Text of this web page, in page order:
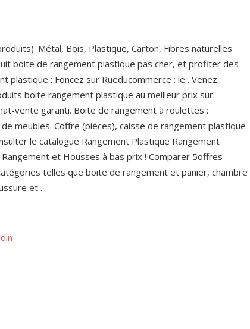
Métal, Bois, Plastique, Carton, Fibres naturelles
boite de rangement plastique pas cher, et profiter des
plastique : Foncez sur Rueducommerce : le . Venez
boite rangement plastique au meilleur prix sur
vente garanti. Boite de rangement à roulettes :
meubles. Coffre (pièces), caisse de rangement plastique
le catalogue Rangement Plastique Rangement
et Housses à bas prix ! Comparer 5offres
telles que boite de rangement et panier, chambre
et .